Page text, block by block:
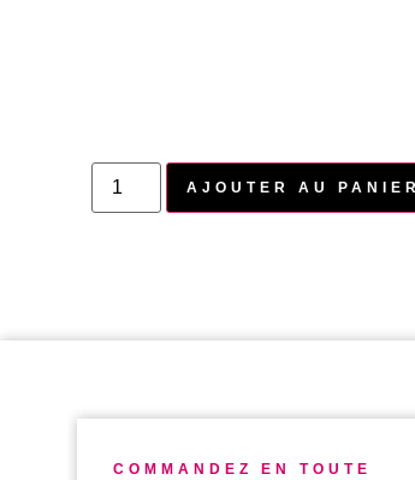
AJOUTER AU PANIER
COMMANDEZ EN TOUTE